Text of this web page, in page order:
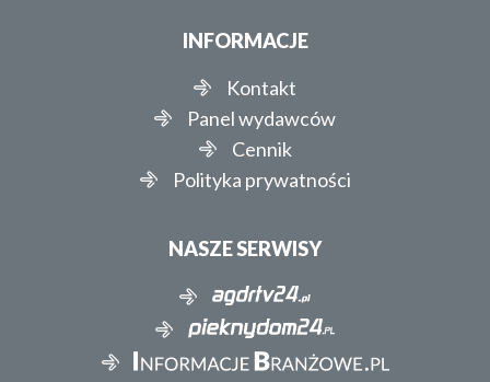
INFORMACJE
Kontakt
Panel wydawców
Cennik
Polityka prywatności
NASZE SERWISY